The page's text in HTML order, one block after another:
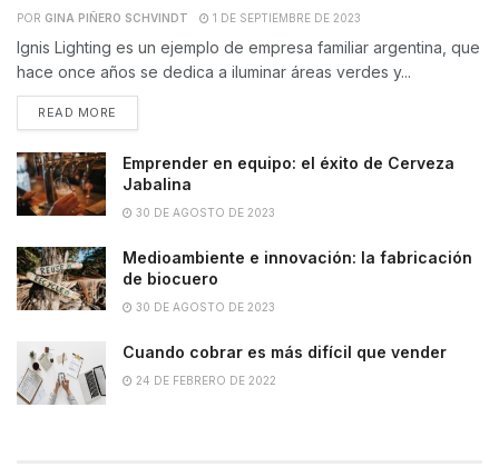
POR GINA PIÑERO SCHVINDT 1 DE SEPTIEMBRE DE 2023
Ignis Lighting es un ejemplo de empresa familiar argentina, que
hace once años se dedica a iluminar áreas verdes y...
READ MORE
Emprender en equipo: el éxito de Cerveza
Jabalina
30 DE AGOSTO DE 2023
Medioambiente e innovación: la fabricación
de biocuero
30 DE AGOSTO DE 2023
Cuando cobrar es más difícil que vender
24 DE FEBRERO DE 2022